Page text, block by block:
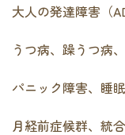
大人の発達障害（
うつ病、躁うつ病
パニック障害、睡
月経前症候群、統